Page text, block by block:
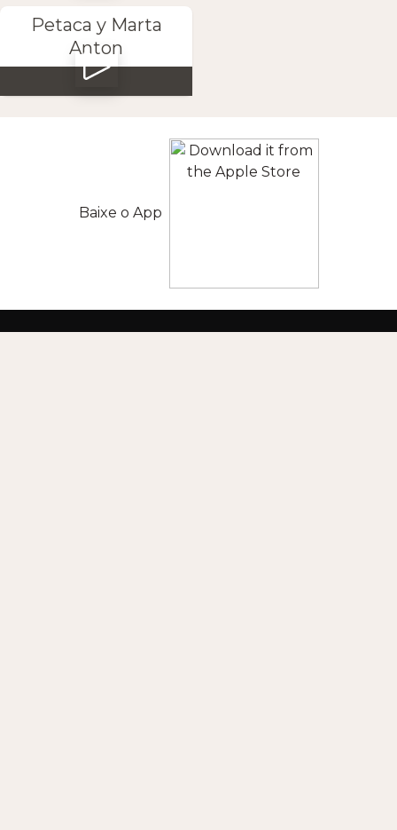
Petaca y Marta
Anton
Baixe o App